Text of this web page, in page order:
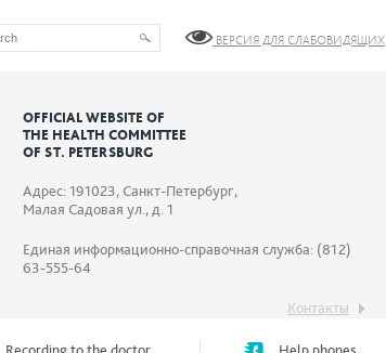
ВЕРСИЯ ДЛЯ СЛАБОВИДЯЩИХ
OFFICIAL WEBSITE OF
THE HEALTH COMMITTEE
OF ST. PETERSBURG
Адрес: 191023, Санкт-Петербург,
Малая Садовая ул., д. 1
Единая информационно-справочная служба: (812)
63-555-64
Контакты